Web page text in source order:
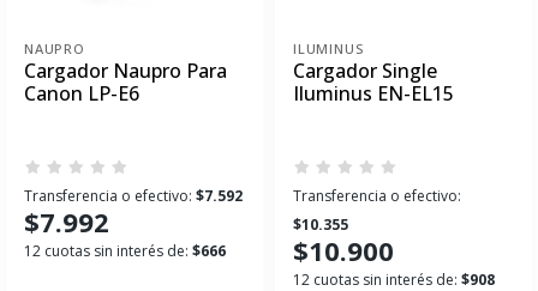
NAUPRO
Cargador Naupro Para
Canon LP-E6
Transferencia o efectivo: $7.592
$7.992
12 cuotas sin interés de: $666
ILUMINUS
Cargador Single
Iluminus EN-EL15
Transferencia o efectivo:
$10.355
$10.900
12 cuotas sin interés de: $908